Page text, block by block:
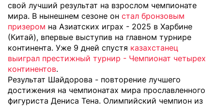
свой лучший результат на взрослом чемпионате
мира. В нынешнем сезоне он стал бронзовым
призером на Азиатских играх - 2025 в Харбине
(Китай), впервые выступив на главном турнире
континента. Уже 9 дней спустя казахстанец
выиграл престижный турнир - Чемпионат четырех
континентов.
Результат Шайдорова - повторение лучшего
достижения на чемпионатах мира прославленного
фигуриста Дениса Тена. Олимпийский чемпион из